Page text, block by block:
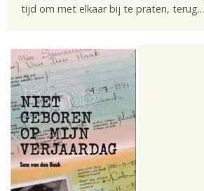
tijd om met elkaar bij te praten, terug...